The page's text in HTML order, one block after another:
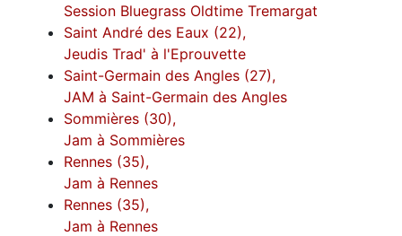
Session Bluegrass Oldtime Tremargat
Saint André des Eaux (22),
Jeudis Trad' à l'Eprouvette
Saint-Germain des Angles (27),
JAM à Saint-Germain des Angles
Sommières (30),
Jam à Sommières
Rennes (35),
Jam à Rennes
Rennes (35),
Jam à Rennes